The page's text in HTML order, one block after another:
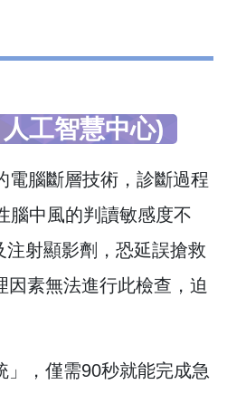
工智慧中心)
電腦斷層技術，診斷過程
腦中風的判讀敏感度不
射顯影劑，恐延誤搶救
素無法進行此檢查，迫
，僅需90秒就能完成急